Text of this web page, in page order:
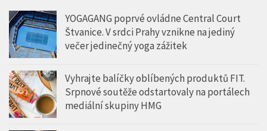
YOGAGANG poprvé ovládne Central Court
Štvanice. V srdci Prahy vznikne na jediný
večer jedinečný yoga zážitek
Vyhrajte balíčky oblíbených produktů FIT.
Srpnové soutěže odstartovaly na portálech
mediální skupiny HMG